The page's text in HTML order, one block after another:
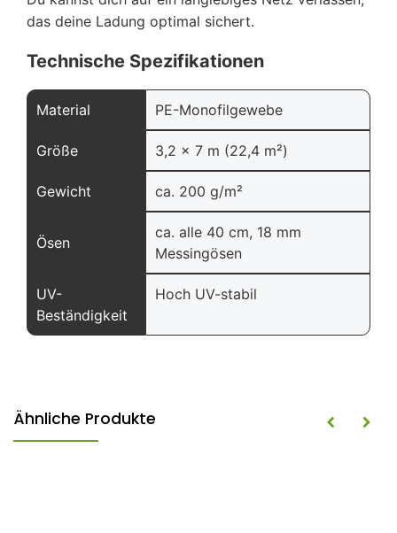
das deine Ladung optimal sichert.
Technische Spezifikationen
Material PE-Monofilgewebe
Größe 3,2 x 7 m (22,4 m²)
Gewicht ca. 200 g/m²
Ösen
ca. alle 40 cm, 18 mm
Messingösen
UV-
Beständigkeit
Hoch UV-stabil
Ähnliche Produkte